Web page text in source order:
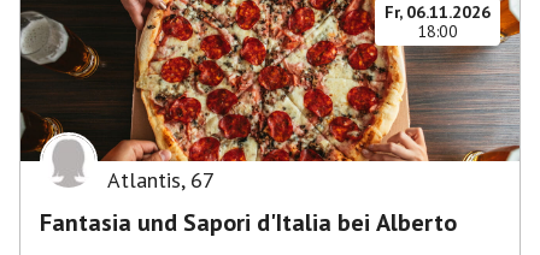
Fr, 06.11.2026
18:00
Atlantis, 67
Fantasia und Sapori d'Italia bei Alberto